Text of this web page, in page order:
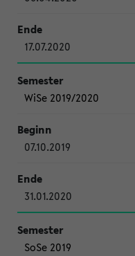
17.07.2020
WiSe 2019/2020
07.10.2019
31.01.2020
SoSe 2019